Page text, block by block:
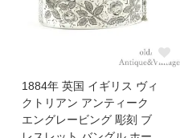
1884年 英国 イギリス ヴィ
クトリアン アンティーク
エングレービング 彫刻 ブ